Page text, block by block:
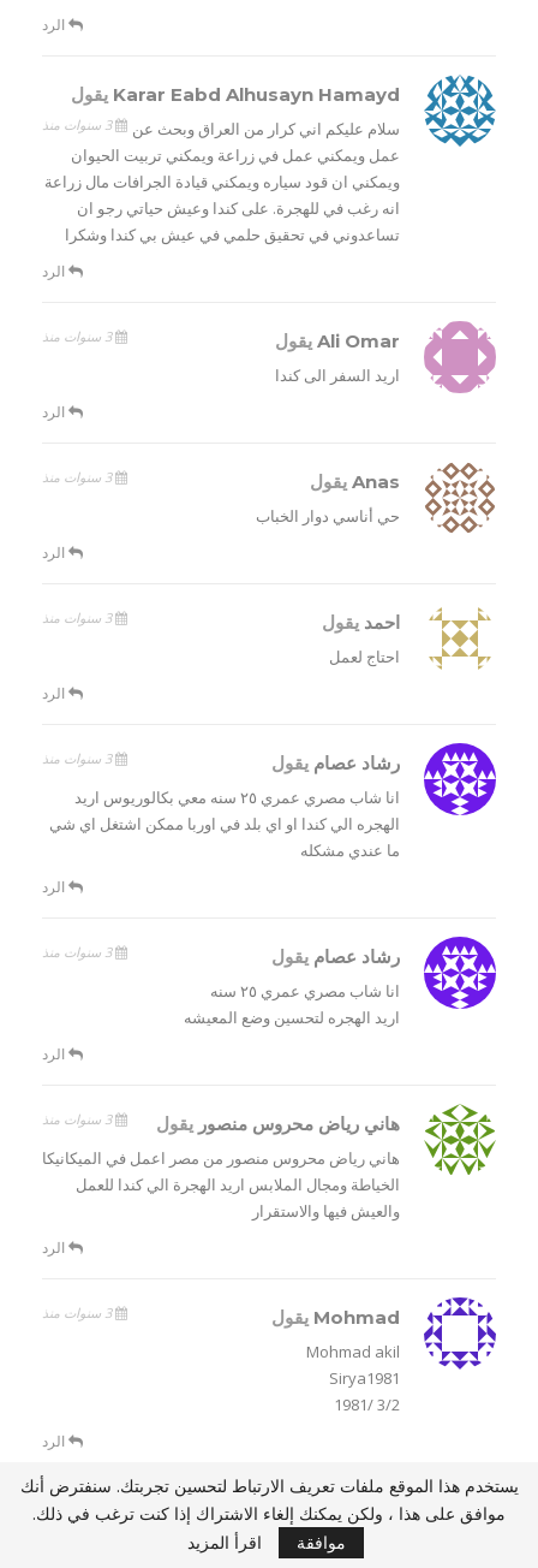
الرد
Karar Eabd Alhusayn Hamayd يقول
3 سنوات منذ
سلام عليكم اني كرار من العراق وبحث عن
عمل ويمكني عمل في زراعة ويمكني تربيت الحيوان
ويمكني ان قود سياره ويمكني قيادة الجرافات مال زراعة
انه رغب في للهجرة. على كندا وعيش حياتي رجو ان
تساعدوني في تحقيق حلمي في عيش بي كندا وشكرا
الرد
Ali Omar يقول 3 سنوات منذ
اريد السفر الى كندا
الرد
Anas يقول 3 سنوات منذ
حي أناسي دوار الخباب
الرد
احمد يقول 3 سنوات منذ
احتاج لعمل
الرد
رشاد عصام يقول 3 سنوات منذ
انا شاب مصري عمري ٢٥ سنه معي بكالوريوس اريد
الهجره الي كندا او اي بلد في اوربا ممكن اشتغل اي شي
ما عندي مشكله
الرد
رشاد عصام يقول 3 سنوات منذ
انا شاب مصري عمري ٢٥ سنه
اريد الهجره لتحسين وضع المعيشه
الرد
هاني رياض محروس منصور يقول 3 سنوات منذ
هاني رياض محروس منصور من مصر اعمل في الميكانيكا
الخياطة ومجال الملابس اريد الهجرة الي كندا للعمل
والعيش فيها والاستقرار
الرد
Mohmad يقول 3 سنوات منذ
Mohmad akil
Sirya1981
3/2 /1981
الرد
Mohmad يقول 3 سنوات منذ
اعمل فني كهرباء منازل
يستخدم هذا الموقع ملفات تعريف الارتباط لتحسين تجربتك. سنفترض أنك
موافق على هذا ، ولكن يمكنك إلغاء الاشتراك إذا كنت ترغب في ذلك.
موافقة
اقرأ المزيد